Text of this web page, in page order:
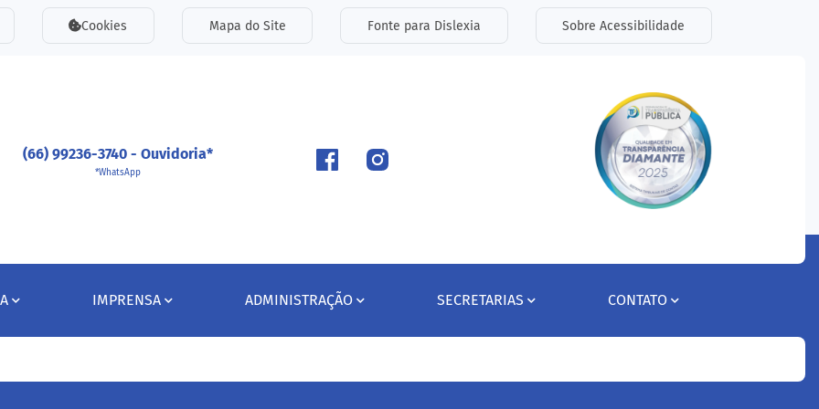
de acessibilidade
Cookies Mapa do Site Fonte para Dislexia Sobre Acessibilidade
(66) 99236-3740 - Ouvidoria*
*WhatsApp
IMPRENSA ADMINISTRAÇÃO SECRETARIAS CONTATO